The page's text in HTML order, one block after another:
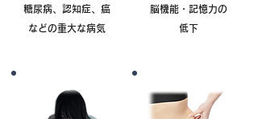
糖尿病、認知症、癌
などの重大な病気
脳機能・記憶力の
低下